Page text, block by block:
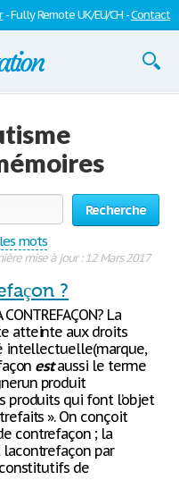
- Fully Remote UK/EU/CH -Contact
Recherche
mots
mise à jour : 12 Mars 2017
?
CONTREFAÇON? La
atteinte aux droits
intellectuelle(marque,
estaussi le terme
produit
produits qui font l’objet
». On conçoit
contrefaçon ; la
par
de